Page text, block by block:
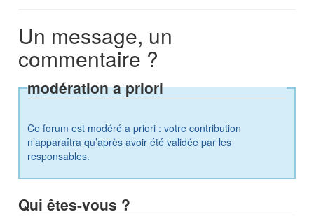
Un message, un
commentaire ?
modération a priori
Ce forum est modéré a priori : votre contribution
n’apparaîtra qu’après avoir été validée par les
responsables.
Qui êtes-vous ?